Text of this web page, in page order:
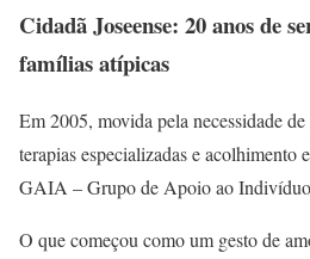
Cidadã Joseense: 20 anos de
famílias atípicas
Em 2005, movida pela necessidade
terapias especializadas e acolhimento
GAIA – Grupo de Apoio ao
O que começou como um gesto de